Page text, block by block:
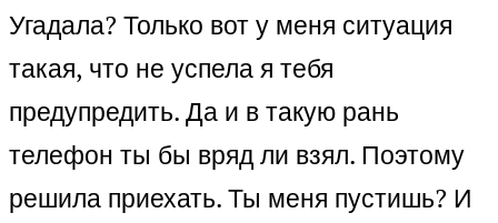
Угадала? Только вот у меня ситуация
такая, что не успела я тебя
предупредить. Да и в такую рань
телефон ты бы вряд ли взял. Поэтому
решила приехать. Ты меня пустишь? И